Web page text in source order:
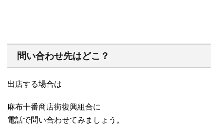
問い合わせ先はどこ？
出店する場合は
麻布十番商店街復興組合に
電話で問い合わせてみましょう。